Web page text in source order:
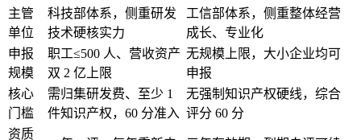
主管
单位
科技部体系，侧重研发
技术硬核实力
工信部体系，侧重整体经营
成长、专业化
申报
规模
职工≤500 人、营收资产
双 2 亿上限
无规模上限，大小企业均可
申报
核心
门槛
需归集研发费、至少 1
件知识产权，60 分准入
无强制知识产权硬线，综合
评分 60 分
资质